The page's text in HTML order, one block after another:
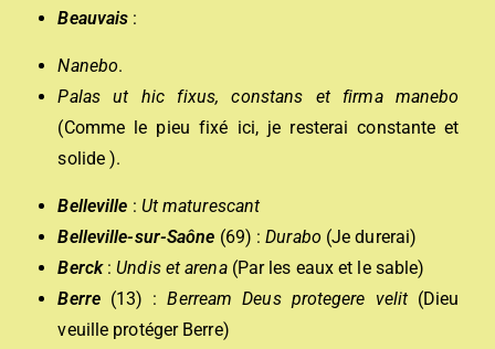
Beauvais :
Nanebo.
Palas ut hic fixus, constans et firma manebo
(Comme le pieu fixé ici, je resterai constante et
solide ).
Belleville : Ut maturescant
Belleville-sur-Saône (69) :Durabo (Je durerai)
Berck: Undis et arena(Par les eaux et le sable)
Berre(13) :Berream Deus protegere velit (Dieu
veuille protéger Berre)